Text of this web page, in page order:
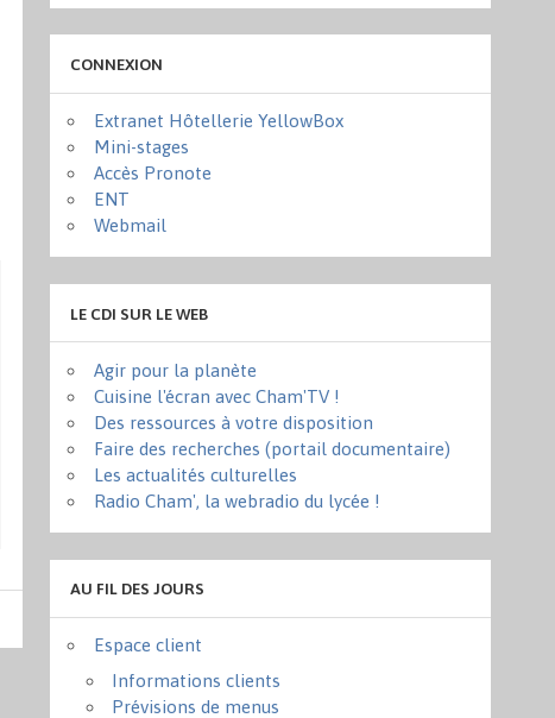
CONNEXION
Extranet Hôtellerie YellowBox
Mini-stages
Accès Pronote
ENT
Webmail
LE CDI SUR LE WEB
Agir pour la planète
Cuisine l'écran avec Cham'TV !
Des ressources à votre disposition
Faire des recherches (portail documentaire)
Les actualités culturelles
Radio Cham', la webradio du lycée !
AU FIL DES JOURS
Espace client
Informations clients
Prévisions de menus